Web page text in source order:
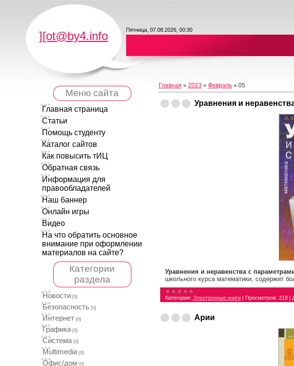
][ot@by4.info Пятница, 07.08.2026, 00:30
Меню сайта
Главная страница
Статьи
Помощь студенту
Каталог сайтов
Как повысить тИЦ
Обратная связь
Информация для
правообладателей
Наш баннер
Онлайн игры
Видео
На что обратить основное
внимание при оформлении
материалов на сайте?
Категории
раздела
Новости [0]
Безопасность [0]
Интернет [0]
Графика [0]
Система [0]
Multimedia [0]
Офис/дом [0]
Главная » 2023 » Февраль » 05
Уравнения и
Уравнения и неравенства с
школьного курса математики, содержит
Категория: Электронные книги | Просмотров: 218 |
Арии